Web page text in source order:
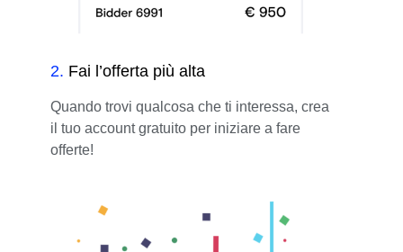
2. Fai l’offerta più alta
Quando trovi qualcosa che ti interessa, crea
il tuo account gratuito per iniziare a fare
offerte!